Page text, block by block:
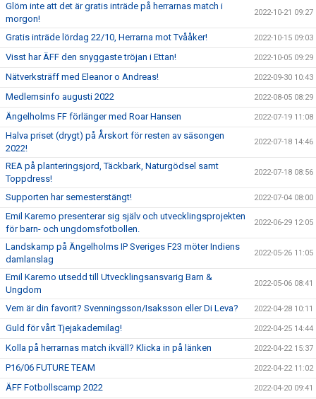
Glöm inte att det är gratis inträde på herrarnas match i
morgon!
2022-10-21 09:27
Gratis inträde lördag 22/10, Herrarna mot Tvååker! 2022-10-15 09:03
Visst har ÄFF den snyggaste tröjan i Ettan! 2022-10-05 09:29
Nätverksträff med Eleanor o Andreas! 2022-09-30 10:43
Medlemsinfo augusti 2022 2022-08-05 08:29
Ängelholms FF förlänger med Roar Hansen 2022-07-19 11:08
Halva priset (drygt) på Årskort för resten av säsongen
2022!
2022-07-18 14:46
REA på planteringsjord, Täckbark, Naturgödsel samt
Toppdress!
2022-07-18 08:56
Supporten har semesterstängt! 2022-07-04 08:00
Emil Karemo presenterar sig själv och utvecklingsprojekten
för barn- och ungdomsfotbollen.
2022-06-29 12:05
Landskamp på Ängelholms IP Sveriges F23 möter Indiens
damlanslag
2022-05-26 11:05
Emil Karemo utsedd till Utvecklingsansvarig Barn &
Ungdom
2022-05-06 08:41
Vem är din favorit? Svenningsson/Isaksson eller Di Leva? 2022-04-28 10:11
Guld för vårt Tjejakademilag! 2022-04-25 14:44
Kolla på herrarnas match ikväll? Klicka in på länken 2022-04-22 15:37
P16/06 FUTURE TEAM 2022-04-22 11:02
ÄFF Fotbollscamp 2022 2022-04-20 09:41